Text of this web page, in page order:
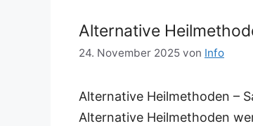
Alternative
24. November 2025 von Info
Alternative Heilmethoden –
Alternative Heilmethoden